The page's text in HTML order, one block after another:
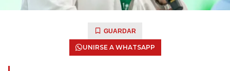
GUARDAR
UNIRSE A WHATSAPP